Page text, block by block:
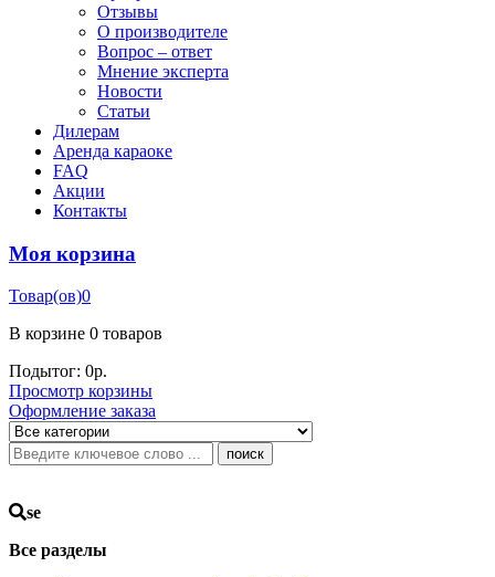
Отзывы
О производителе
Вопрос – ответ
Мнение эксперта
Новости
Статьи
Дилерам
Аренда караоке
FAQ
Акции
Контакты
Моя корзина
Товар(ов)0
В корзине 0 товаров
Подытог: 0р.
Просмотр корзины
Оформление заказа
поиск
se
Все разделы